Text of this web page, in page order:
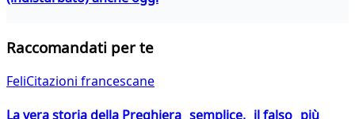
Raccomandati per te
FeliCitazioni francescane
La vera storia della Preghiera semplice, il falso più